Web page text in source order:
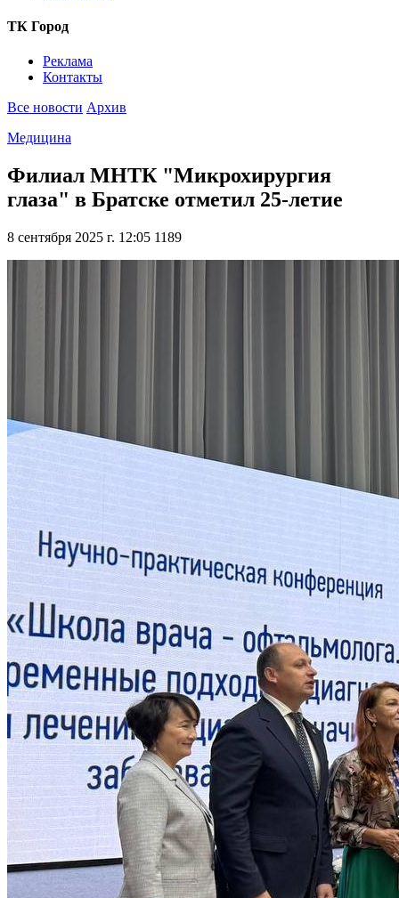
ТК Город
Реклама
Контакты
Все новости Архив
Медицина
Филиал МНТК "Микрохирургия
глаза" в Братске отметил 25-летие
8 сентября 2025 г. 12:05 1189